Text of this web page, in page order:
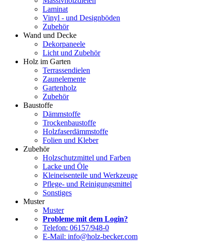
Laminat
Vinyl - und Designböden
Zubehör
Wand und Decke
Dekorpaneele
Licht und Zubehör
Holz im Garten
Terrassendielen
Zaunelemente
Gartenholz
Zubehör
Baustoffe
Dämmstoffe
Trockenbaustoffe
Holzfaserdämmstoffe
Folien und Kleber
Zubehör
Holzschutzmittel und Farben
Lacke und Öle
Kleineisenteile und Werkzeuge
Pflege- und Reinigungsmittel
Sonstiges
Muster
Muster
Probleme mit dem Login?
Telefon: 06157/948-0
E-Mail: info@holz-becker.com